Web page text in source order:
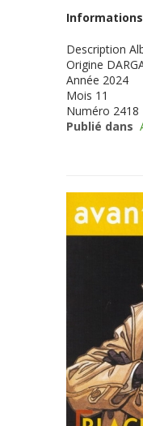
Description
Origine
Année 2024
Mois 11
Numéro 2418
Publié dans